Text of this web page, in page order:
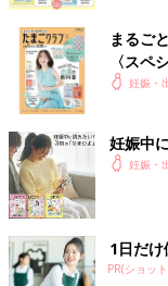
まるご
〈スペ
妊娠・
妊娠中
妊娠・
1日だ
PR(ショッ